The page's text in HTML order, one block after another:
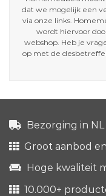
dat we mogelijk een
via onze links.
wordt hiervoor
webshop. Heb je
op met de
Bezorging in NL
Groot aanbod
Hoge kwaliteit
10.000+